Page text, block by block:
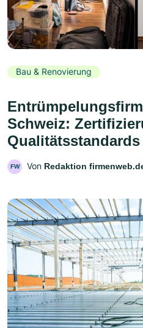
Bau & Renovierung
Schweiz:
FW Von Redaktion